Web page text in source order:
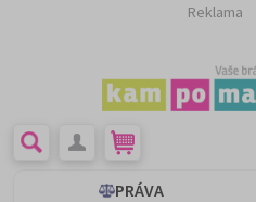
Reklama
PRÁVA